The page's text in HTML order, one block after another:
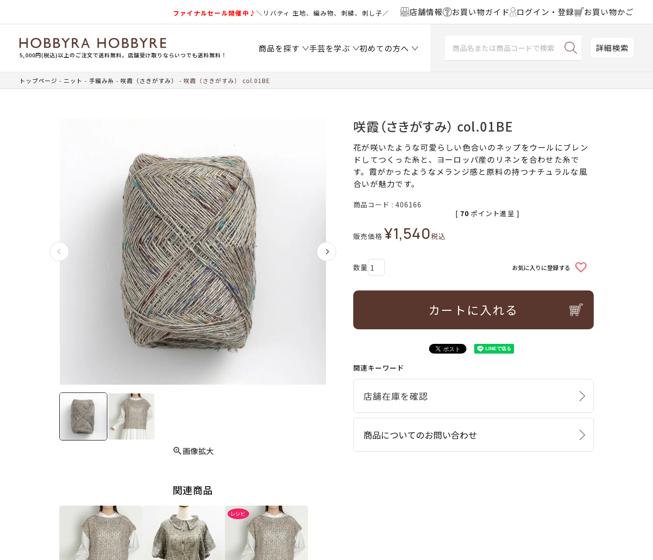
ファイナルセール開催中♪＼リバティ 生地、編み物、刺繍、刺し子／ 店舗情報 お買い物ガイド ログイン・登録 お買い物かご
5,000円(税込)以上のご注文で送料無料。店舗受け取りならいつでも送料無料！
商品を探す 手芸を学ぶ 初めての方へ 詳細検索
トップページ ニット 手編み糸 咲霞（さきがすみ） 咲霞（さきがすみ） col.01BE
画像拡大
関連商品
咲霞（さきがすみ） col.01BE
花が咲いたような可愛らしい色合いのネップをウールにブレン
ドしてつくった糸と、ヨーロッパ産のリネンを合わせた糸で
す。霞がかったようなメランジ感と原料の持つナチュラルな風
合いが魅力です。
商品コード 406166
販売価格 ¥1,540税込
[ 70 ポイント進呈 ]
お気に入りに登録する
カートに入れる
関連キーワード
商品についてのお問い合わせ